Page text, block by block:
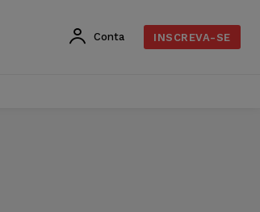
Conta INSCREVA-SE